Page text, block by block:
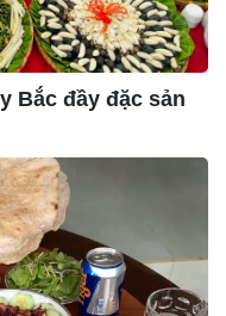
Bắc đầy đặc sản